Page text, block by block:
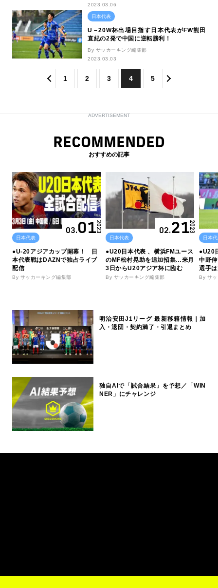
2023.03.06
日本代表
U－20W杯出場目指す日本代表がFW熊田
直紀の2発で中国に逆転勝利！
By サッカーキング編集部
2023.03.03
1 2 3 4 5
ADVERTISEMENT
RECOMMENDED
おすすめの記事
03.012023
日本代表
●U-20アジアカップ開幕！ 日
本代表戦はDAZNで独占ライブ
配信
By サッカーキング編集部
02.212023
日本代表
●U20日本代表 、横浜FMユース
のMF松村晃助を追加招集…来月
3日からU20アジア杯に臨む
By サッカーキング編集部
日本
●U20
中野
選手
By サ
明治安田J1リーグ 最新移籍情報｜加
入・退団・契約満了・引退まとめ
独自AIで「試合結果」を予想／「WIN
NER」にチャレンジ